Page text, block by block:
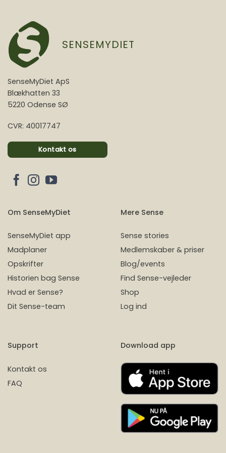
SENSEMYDIET
SenseMyDiet ApS
Blækhatten 33
5220 Odense SØ
CVR: 40017747
Kontakt os
Om SenseMyDiet
SenseMyDiet app
Madplaner
Opskrifter
Historien bag Sense
Hvad er Sense?
Dit Sense-team
Mere Sense
Sense stories
Medlemskaber & priser
Blog/events
Find Sense-vejleder
Shop
Log ind
Support
Kontakt os
FAQ
Download app